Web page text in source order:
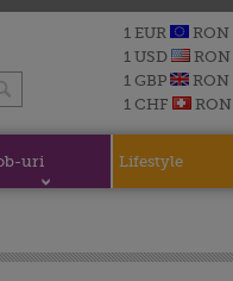
1 EUR
RON
1 USD
RON
1 GBP
RON
1 CHF
RON
uri Lifestyle